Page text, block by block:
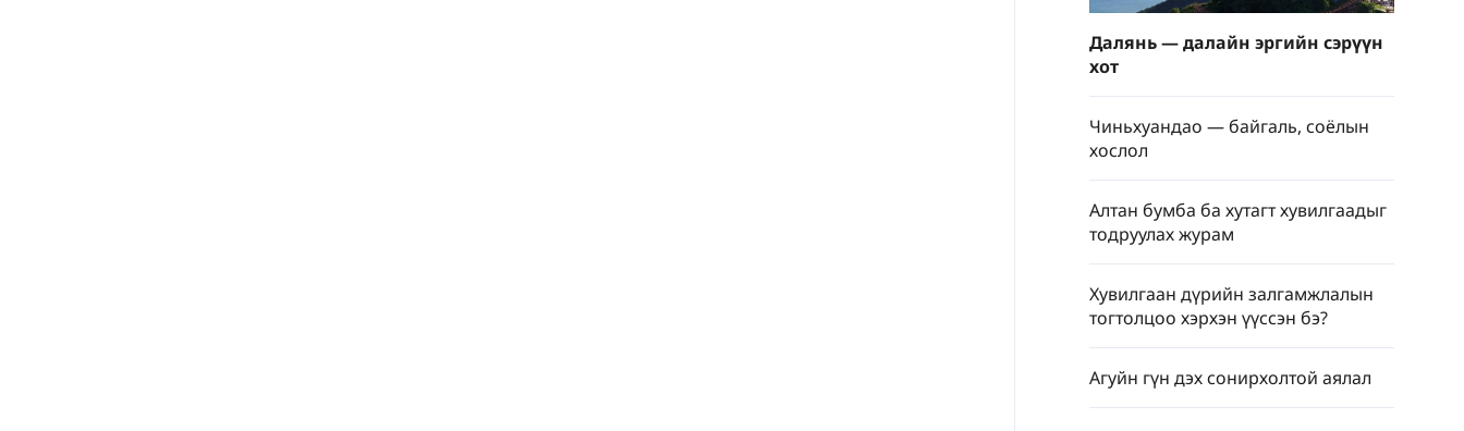
Далянь — далайн эргийн сэрүүн
хот
Чиньхуандао — байгаль, соёлын
хослол
Алтан бумба ба хутагт хувилгаадыг
тодруулах журам
Хувилгаан дүрийн залгамжлалын
тогтолцоо хэрхэн үүссэн бэ?
Агуйн гүн дэх сонирхолтой аялал